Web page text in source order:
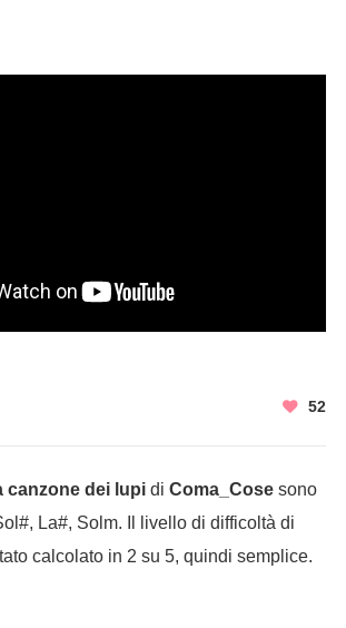
52
canzone dei lupidi Coma_Cosesono
La#, Solm. Il livello di difficoltà di
calcolato in 2 su 5, quindi semplice.